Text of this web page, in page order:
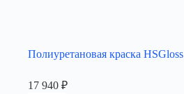
Полиуретановая краска HSGloss
17 940 ₽